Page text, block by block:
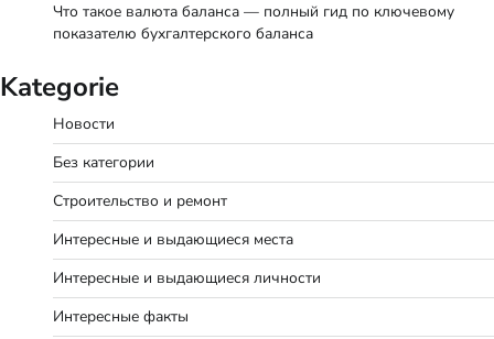
Что такое валюта баланса — полный гид по ключевому
показателю бухгалтерского баланса
Kategorie
Новости
Без категории
Строительство и ремонт
Интересные и выдающиеся места
Интересные и выдающиеся личности
Интересные факты